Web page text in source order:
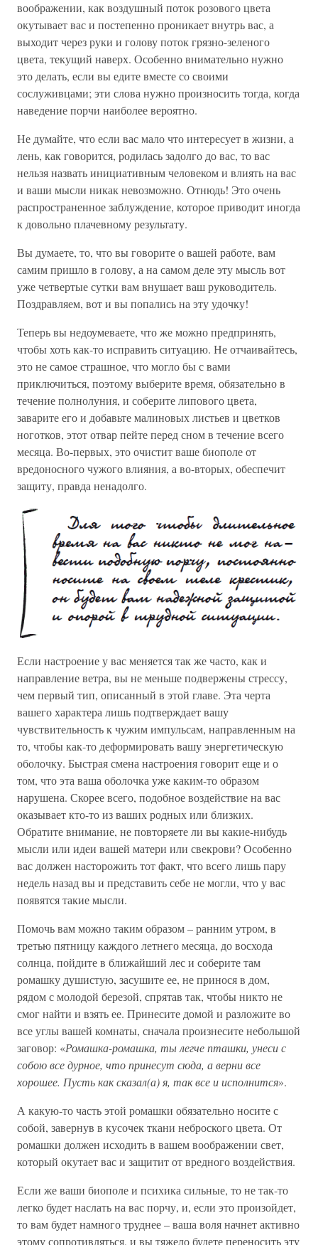
воображении, как воздушный поток розового цвета
окутывает вас и постепенно проникает внутрь вас, а
выходит через руки и голову поток грязно-зеленого
цвета, текущий наверх. Особенно внимательно нужно
это делать, если вы едите вместе со своими
сослуживцами; эти слова нужно произносить тогда, когда
наведение порчи наиболее вероятно.
Не думайте, что если вас мало что интересует в жизни, а
лень, как говорится, родилась задолго до вас, то вас
нельзя назвать инициативным человеком и влиять на вас
и ваши мысли никак невозможно. Отнюдь! Это очень
распространенное заблуждение, которое приводит иногда
к довольно плачевному результату.
Вы думаете, то, что вы говорите о вашей работе, вам
самим пришло в голову, а на самом деле эту мысль вот
уже четвертые сутки вам внушает ваш руководитель.
Поздравляем, вот и вы попались на эту удочку!
Теперь вы недоумеваете, что же можно предпринять,
чтобы хоть как-то исправить ситуацию. Не отчаивайтесь,
это не самое страшное, что могло бы с вами
приключиться, поэтому выберите время, обязательно в
течение полнолуния, и соберите липового цвета,
заварите его и добавьте малиновых листьев и цветков
ноготков, этот отвар пейте перед сном в течение всего
месяца. Во-первых, это очистит ваше биополе от
вредоносного чужого влияния, а во-вторых, обеспечит
защиту, правда ненадолго.
Если настроение у вас меняется так же часто, как и
направление ветра, вы не меньше подвержены стрессу,
чем первый тип, описанный в этой главе. Эта черта
вашего характера лишь подтверждает вашу
чувствительность к чужим импульсам, направленным на
то, чтобы как-то деформировать вашу энергетическую
оболочку. Быстрая смена настроения говорит еще и о
том, что эта ваша оболочка уже каким-то образом
нарушена. Скорее всего, подобное воздействие на вас
оказывает кто-то из ваших родных или близких.
Обратите внимание, не повторяете ли вы какие-нибудь
мысли или идеи вашей матери или свекрови? Особенно
вас должен насторожить тот факт, что всего лишь пару
недель назад вы и представить себе не могли, что у вас
появятся такие мысли.
Помочь вам можно таким образом – ранним утром, в
третью пятницу каждого летнего месяца, до восхода
солнца, пойдите в ближайший лес и соберите там
ромашку душистую, засушите ее, не принося в дом,
рядом с молодой березой, спрятав так, чтобы никто не
смог найти и взять ее. Принесите домой и разложите во
все углы вашей комнаты, сначала произнесите небольшой
заговор: «Ромашка-ромашка, ты легче пташки, унеси с
собою все дурное, что принесут сюда, а верни все
хорошее. Пусть как сказал(а) я, так все и исполнится».
А какую-то часть этой ромашки обязательно носите с
собой, завернув в кусочек ткани неброского цвета. От
ромашки должен исходить в вашем воображении свет,
который окутает вас и защитит от вредного воздействия.
Если же ваши биополе и психика сильные, то не так-то
легко будет наслать на вас порчу, и, если это произойдет,
то вам будет намного труднее – ваша воля начнет активно
этому сопротивляться, и вы тяжело будете переносить эту